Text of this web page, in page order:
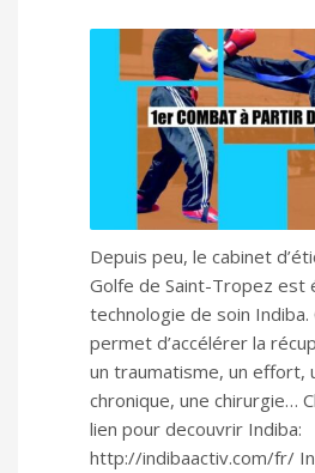
Depuis peu, le cabinet
Golfe de Saint-Tropez est
technologie de soin
permet d’accélérer la
un traumatisme, un effort,
chronique, une chirurgie…
lien pour decouvrir Indiba:
http://indibaactiv.com/fr/